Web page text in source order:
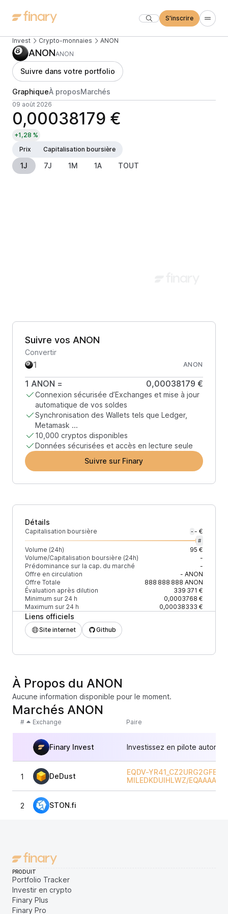
S'inscrire
Invest Crypto-monnaies ANON
ANONANON
Suivre dans votre portfolio
GraphiqueÀ proposMarchés
09 août 2026
0,00038179 €
+1,28 %
Prix
Capitalisation boursière
1J 7J 1M 1A TOUT
Suivre vos ANON
Convertir
ANON
1 ANON = 0,00038179 €
Connexion sécurisée d’Exchanges et mise à jour
automatique de vos soldes
Synchronisation des Wallets tels que Ledger,
Metamask ...
10,000 cryptos disponibles
Données sécurisées et accès en lecture seule
Suivre sur Finary
Détails
Capitalisation boursière - - €
#
Volume (24h)
95 €
Volume/Capitalisation boursière (24h)
-
Prédominance sur la cap. du marché
-
Offre en circulation
- ANON
Offre Totale
888 888 888 ANON
Évaluation après dilution
339 371 €
Minimum sur 24 h
0,0003768 €
Maximum sur 24 h
0,00038333 €
Liens officiels
Site internet Github
À Propos du ANON
Aucune information disponible pour le moment.
Marchés ANON
# Exchange Paire
Finary Invest Investissez en pilote
1 DeDust
EQDV-
MILEDKDUIHLWZ/
2 STON.fi
PRODUIT
Portfolio Tracker
Investir en crypto
Finary Plus
Finary Pro